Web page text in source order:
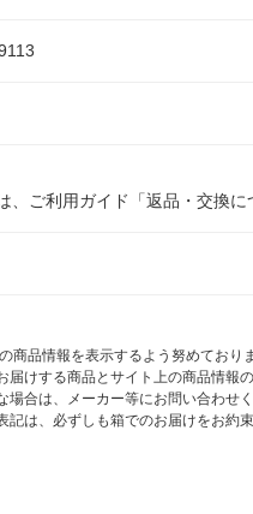
、ご利用ガイド「返品・交換
商品情報を表示するよう努めてお
届けする商品とサイト上の商品情
合は、メーカー等にお問い合わせく
記は、必ずしも箱でのお届けをお